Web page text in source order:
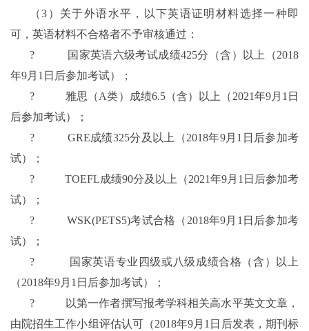
（3 ）关于外语水平，以下英语证明材料选择一种即
可，英语材料不合格者不予审核通过：
?
国家英语六级考试成绩425分（含）以上（2018
年9月 1 日后参加考试）；
?
雅思（A类）成绩6.5（含）以上（ 2021年9月 1 日
后参加考试）；
?
GRE成绩325分及以上（2018年9月 1 日后参加考
试）；
?
TOEFL成绩90分及以上（2021年9月 1 日后参加考
试）；
?
WSK(PETS5)考试合格（ 2018年9月 1 日后参加考
试）；
?
国家英语专业四级或八级成绩合格（含）以上
（2018年9月 1 日后参加考试）；
?
以第一作者撰写报考学科相关高水平英文文章，
由院招生工作小组评估认可（2018年9月 1 日后发表，期刊标